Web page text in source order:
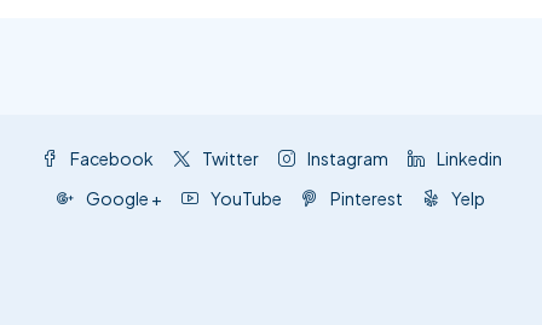
Facebook Twitter Instagram
Linkedin
Google +
YouTube Pinterest Yelp